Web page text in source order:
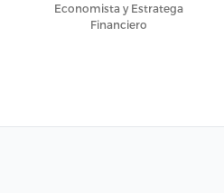
Economista y Estratega
Financiero